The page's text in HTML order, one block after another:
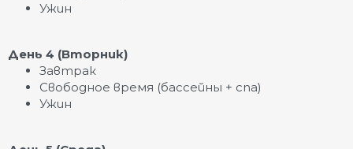
Ужин
День 4 (Вторник)
Завтрак
Свободное время (бассейны + спа)
Ужин